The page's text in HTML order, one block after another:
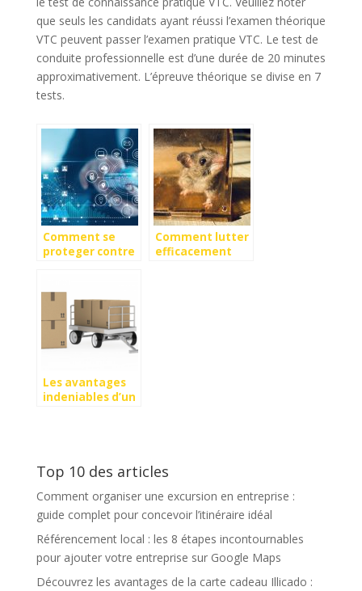
que seuls les candidats ayant réussi l’examen théorique
VTC peuvent passer l’examen pratique VTC. Le test de
conduite professionnelle est d’une durée de 20 minutes
approximativement. L’épreuve théorique se divise en 7
tests.
Comment se
proteger contre
connectes ?
Comment lutter
efficacement
Les avantages
indeniables d’un
Top 10 des articles
Comment organiser une excursion en entreprise :
guide complet pour concevoir l’itinéraire idéal
Référencement local : les 8 étapes incontournables
pour ajouter votre entreprise sur Google Maps
Découvrez les avantages de la carte cadeau Illicado :